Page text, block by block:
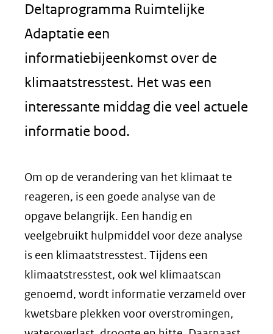
Deltaprogramma Ruimtelijke
Adaptatie een
informatiebijeenkomst over de
klimaatstresstest. Het was een
interessante middag die veel actuele
informatie bood.
Om op de verandering van het klimaat te
reageren, is een goede analyse van de
opgave belangrijk. Een handig en
veelgebruikt hulpmiddel voor deze analyse
is een klimaatstresstest. Tijdens een
klimaatstresstest, ook wel klimaatscan
genoemd, wordt informatie verzameld over
kwetsbare plekken voor overstromingen,